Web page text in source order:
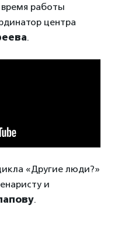
время работы
центра
.
«Другие люди?»
и
.